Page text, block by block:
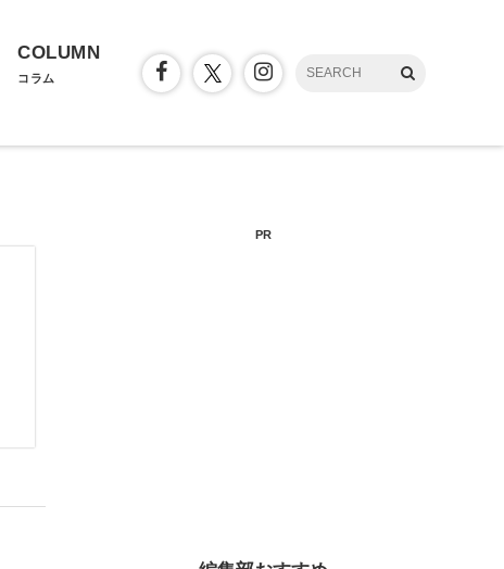
COLUMN
コラム
PR